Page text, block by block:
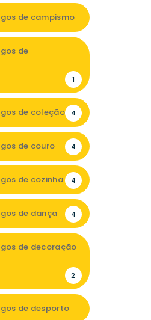
de campismo
de
1
de coleção 4
de couro 4
de cozinha 4
de dança 4
de decoração
2
de desporto